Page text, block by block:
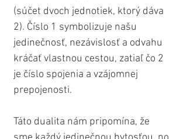
(súčet dvoch jednotiek, ktorý dáva
2). Číslo 1 symbolizuje našu
jedinečnosť, nezávislosť a odvahu
kráčať vlastnou cestou, zatiaľ čo 2
je číslo spojenia a vzájomnej
prepojenosti.
Táto dualita nám pripomína, že